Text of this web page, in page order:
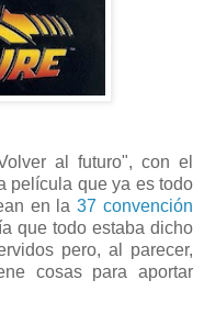
al futuro", con el
película que ya es todo
en la37 convención
que todo estaba dicho
pero, al parecer,
cosas para aportar